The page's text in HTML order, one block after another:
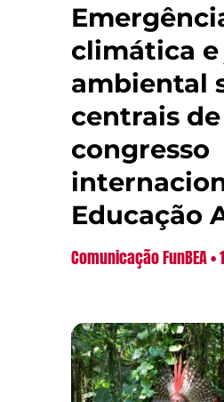
climática
ambiental
centrais de
congresso
Educação
Comunicação FunBEA